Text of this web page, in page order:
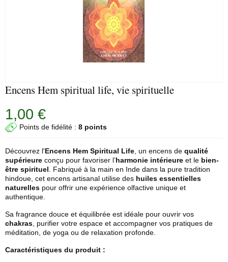
Encens Hem spiritual life, vie spirituelle
1,00 €
Points de fidélité : 8 points
Découvrez l'Encens Hem Spiritual Life , un encens de qualité
supérieure conçu pour favoriser l’harmonie intérieure et le bien-
être spirituel . Fabriqué à la main en Inde dans la pure tradition
hindoue, cet encens artisanal utilise des huiles essentielles
naturelles pour offrir une expérience olfactive unique et
authentique.
Sa fragrance douce et équilibrée est idéale pour ouvrir vos
chakras , purifier votre espace et accompagner vos pratiques de
méditation, de yoga ou de relaxation profonde.
Caractéristiques du produit :